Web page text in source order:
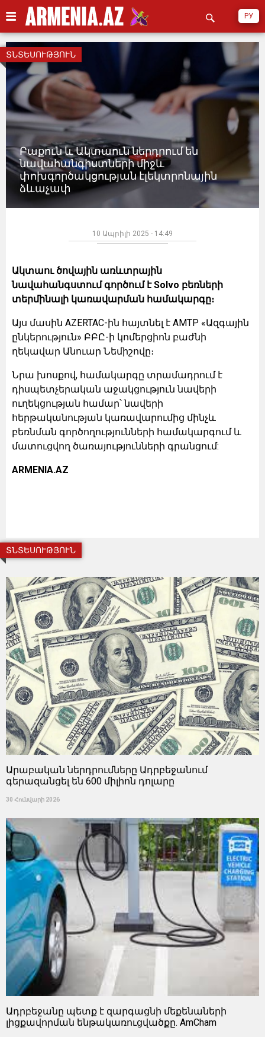
РУ
Բաքուն և Ակտաուն ներդրում են
նավահանգիստների միջև
փոխգործակցության էլեկտրոնային
ձևաչափ
ՏՆՏԵՍՈՒԹՅՈՒՆ
10 Ապրիլի 2025 - 14:49
Ակտաու ծովային առևտրային
նավահանգստում գործում է Solvo բեռների
տերմինալի կառավարման համակարգը։
Այս մասին AZERTAC-ին հայտնել է AMTP «Ազգային
ընկերություն» ԲԲԸ-ի կոմերցիոն բաժնի
ղեկավար Անուար Նեմիշովը։
Նրա խոսքով, համակարգը տրամադրում է
դիսպետչերական աջակցություն նավերի
ուղեկցության համար՝ նավերի
հերթականության կառավարումից մինչև
բեռնման գործողությունների համակարգում և
մատուցվող ծառայությունների գրանցում:
ARMENIA.AZ
ՏՆՏԵՍՈՒԹՅՈՒՆ
Արաբական ներդրումները Ադրբեջանում
գերազանցել են 600 միլիոն դոլարը
30 Հունվարի 2026
Ադրբեջանը պետք է զարգացնի մեքենաների
լիցքավորման ենթակառուցվածքը. AmCham